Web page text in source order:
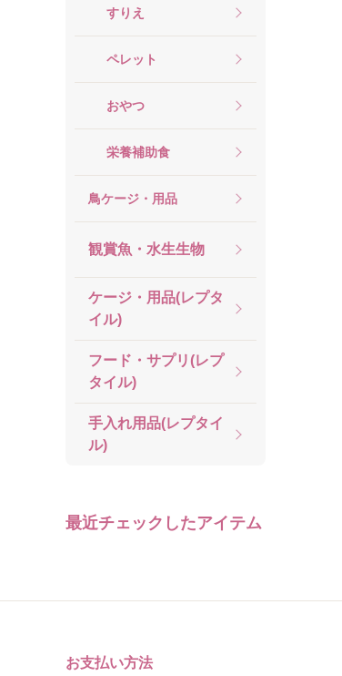
すりえ
ペレット
おやつ
栄養補助食
鳥ケージ・用品
観賞魚・水生生物
ケージ・用品(レプタ
イル)
フード・サプリ(レプ
タイル)
手入れ用品(レプタイ
ル)
最近チェックしたアイテム
お支払い方法